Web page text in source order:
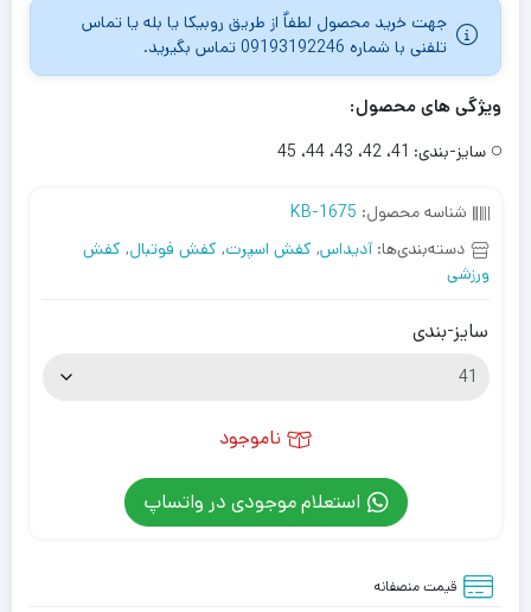
جهت خرید محصول لطفاٌ از طریق روبیکا یا بله یا تماس
تلفنی با شماره 09193192246 تماس بگیرید.
ویژگی های محصول:
سایز-بندی: 41، 42، 43، 44، 45
شناسه محصول: KB-1675
دسته‌بندی‌ها:آدیداس, کفش اسپرت, کفش فوتبال, کفش
ورزشی
سایز-بندی
ناموجود
استعلام موجودی در واتساپ
قیمت منصفانه